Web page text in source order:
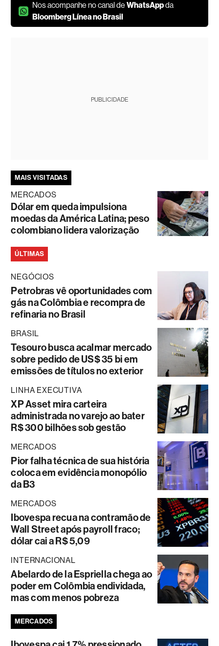
Nos acompanhe no canal deWhatsAppda
Bloomberg Línea no Brasil
PUBLICIDADE
MAIS VISITADAS
MERCADOS
Dólar em queda impulsiona
moedas da América Latina; peso
colombiano lidera valorização
ÚLTIMAS
NEGÓCIOS
Petrobras vê oportunidades com
gás na Colômbia e recompra de
refinaria no Brasil
BRASIL
Tesouro busca acalmar mercado
sobre pedido de US$ 35 bi em
emissões de títulos no exterior
LINHA EXECUTIVA
XP Asset mira carteira
administrada no varejo ao bater
R$ 300 bilhões sob gestão
MERCADOS
Pior falha técnica de sua história
coloca em evidência monopólio
da B3
MERCADOS
Ibovespa recua na contramão de
Wall Street após payroll fraco;
dólar cai a R$ 5,09
INTERNACIONAL
Abelardo de la Espriella chega ao
poder em Colômbia endividada,
mas com menos pobreza
MERCADOS